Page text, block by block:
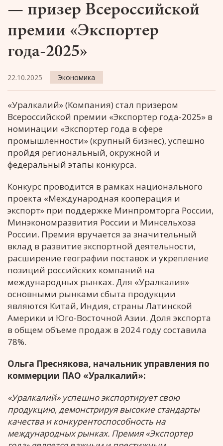
— призер Всероссийской
премии «Экспортер
года-2025»
22.10.2025 Экономика
«Уралкалий» (Компания) стал призером
Всероссийской премии «Экспортер года-2025» в
номинации «Экспортер года в сфере
промышленности» (крупный бизнес), успешно
пройдя региональный, окружной и
федеральный этапы конкурса.
Конкурс проводится в рамках национального
проекта «Международная кооперация и
экспорт» при поддержке Минпромторга России,
Минэкономразвития России и Минсельхоза
России. Премия вручается за значительный
вклад в развитие экспортной деятельности,
расширение географии поставок и укрепление
позиций российских компаний на
международных рынках. Для «Уралкалия»
основными рынками сбыта продукции
являются Китай, Индия, страны Латинской
Америки и Юго-Восточной Азии. Доля экспорта
в общем объеме продаж в 2024 году составила
78%.
Ольга Преснякова, начальник управления по
коммерции ПАО «Уралкалий»:
«Уралкалий» успешно экспортирует свою
продукцию, демонстрируя высокие стандарты
качества и конкурентоспособность на
международных рынках. Премия «Экспортер